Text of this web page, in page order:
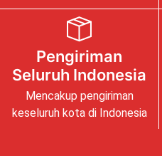
Pengiriman
Seluruh Indonesia
Mencakup pengiriman
keseluruh kota di Indonesia